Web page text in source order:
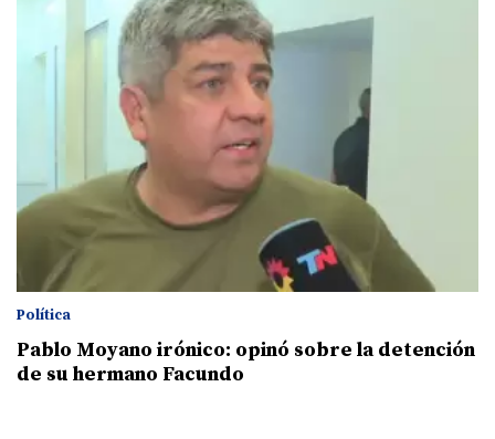
Política
Pablo Moyano irónico: opinó sobre la detención
de su hermano Facundo